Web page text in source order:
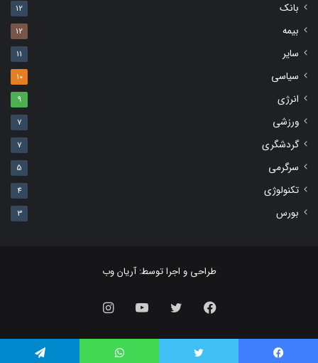
بانک 12
بیمه 12
سایر 11
سیاسی 10
انرژی 9
ورزشی 7
گردشگری 7
سرگرمی 5
تکنولوژی 4
بورس 3
طراحی و اجرا توسط:آریان وب
فیس
بوک
توییتر یوتیوب